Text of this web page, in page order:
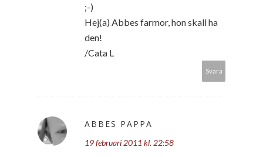
;-)
Hej(a) Abbes farmor, hon skall ha
den!
/Cata L
Svara
ABBES PAPPA
19 februari 2011 kl. 22:58